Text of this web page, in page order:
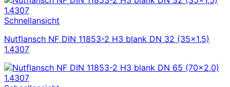
Schnellansicht
Nutflansch NF DIN 11853-2 H3 blank DN 32 (35×1,5)
1.4307